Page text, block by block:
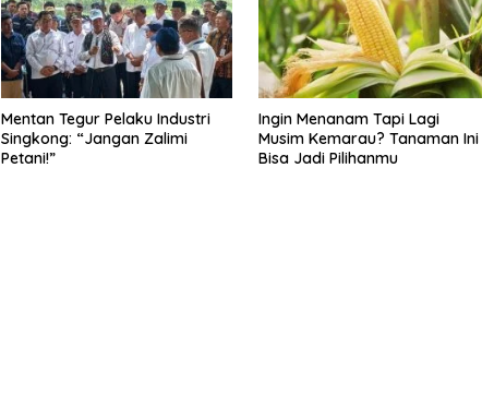
Mentan Tegur Pelaku Industri
Singkong: “Jangan Zalimi
Petani!”
Ingin Menanam Tapi Lagi
Musim Kemarau? Tanaman Ini
Bisa Jadi Pilihanmu